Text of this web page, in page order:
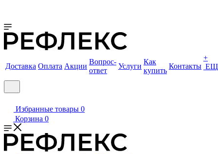
Доставка Оплата Акции
Вопрос-
ответ
Услуги
Как
купить
Контакты
+
Избранные товары 0
Корзина 0